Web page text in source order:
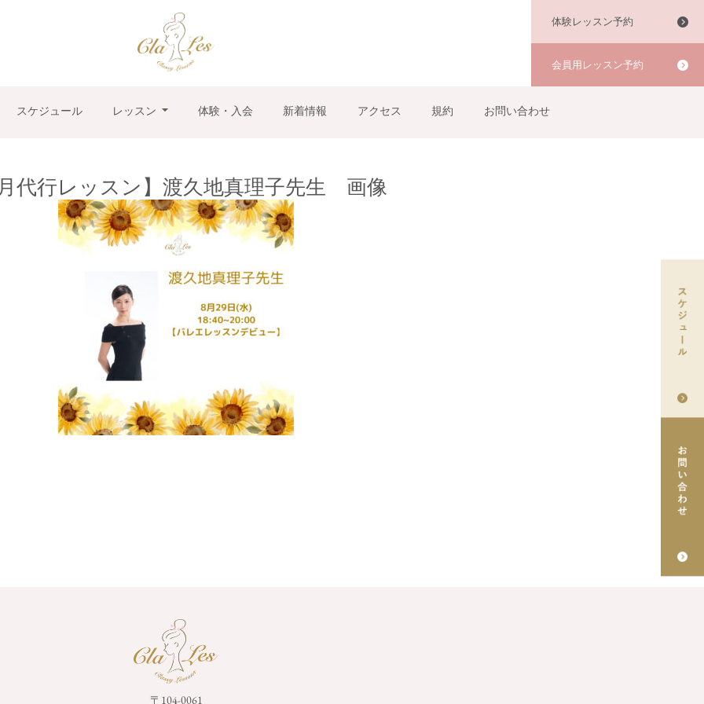
体験レッスン予約
会員用レッスン予約
スケジュール レッスン 体験・入会 新着情報 アクセス 規約 お問い合わせ
代行レッスン】渡久地真理子先生 画像
〒104-0061